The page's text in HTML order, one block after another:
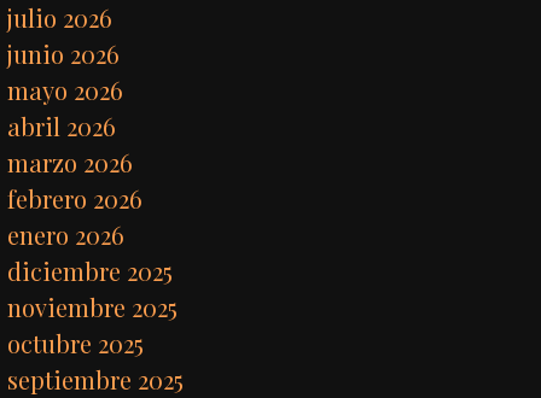
julio 2026
junio 2026
mayo 2026
abril 2026
marzo 2026
febrero 2026
enero 2026
diciembre 2025
noviembre 2025
octubre 2025
septiembre 2025